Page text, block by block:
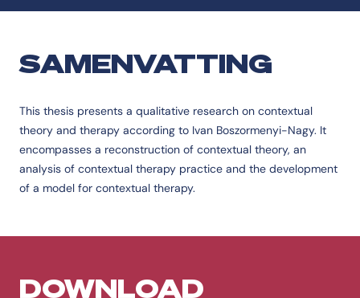
SAMENVATTING
This thesis presents a qualitative research on contextual
theory and therapy according to Ivan Boszormenyi-Nagy. It
encompasses a reconstruction of contextual theory, an
analysis of contextual therapy practice and the development
of a model for contextual therapy.
DOWNLOAD